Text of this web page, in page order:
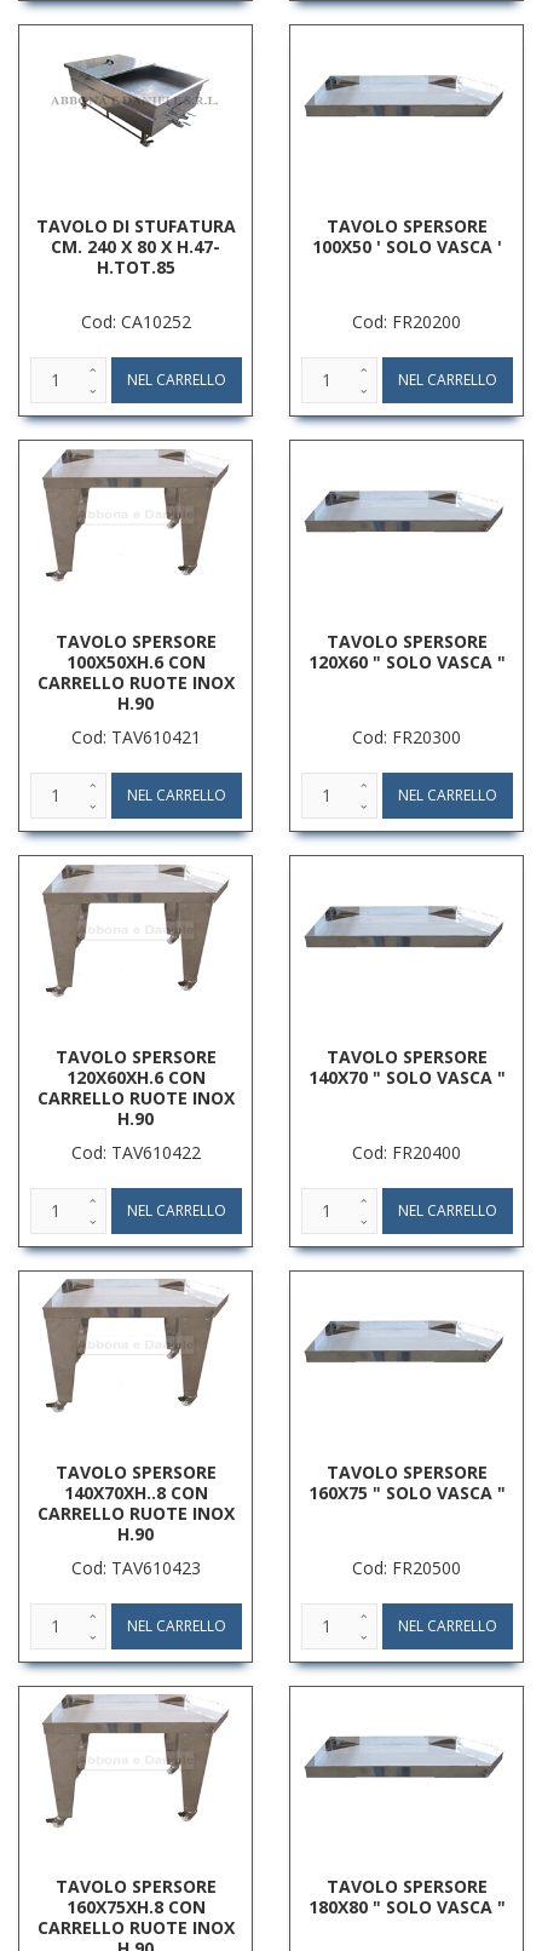
TAVOLO DI STUFATURA
CM. 240 X 80 X H.47-
H.TOT.85
Cod: CA10252
TAVOLO SPERSORE
100X50 ' SOLO VASCA '
Cod: FR20200
TAVOLO SPERSORE
100X50XH.6 CON
CARRELLO RUOTE INOX
H.90
Cod: TAV610421
TAVOLO SPERSORE
120X60 " SOLO VASCA "
Cod: FR20300
TAVOLO SPERSORE
120X60XH.6 CON
CARRELLO RUOTE INOX
H.90
Cod: TAV610422
TAVOLO SPERSORE
140X70 " SOLO VASCA "
Cod: FR20400
TAVOLO SPERSORE
140X70XH..8 CON
CARRELLO RUOTE INOX
H.90
Cod: TAV610423
TAVOLO SPERSORE
160X75 " SOLO VASCA "
Cod: FR20500
TAVOLO SPERSORE
160X75XH.8 CON
CARRELLO RUOTE INOX
TAVOLO SPERSORE
180X80 " SOLO VASCA "